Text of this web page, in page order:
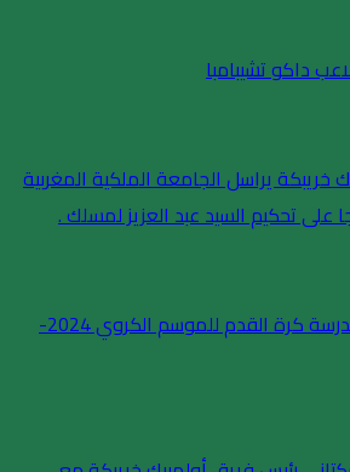
داكو تشيبامبا
خريبكة يراسل الجامعة الملكية المغربية
على تحكيم السيد عبد العزيز لمسلك .
افتتاح التسجيل بمدرسة كرة القدم للموسم الكروي 2024-